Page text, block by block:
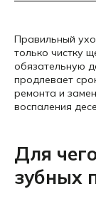
Правильный
только чистку
обязательную
продлевает
ремонта и
воспаления
Для
зубных